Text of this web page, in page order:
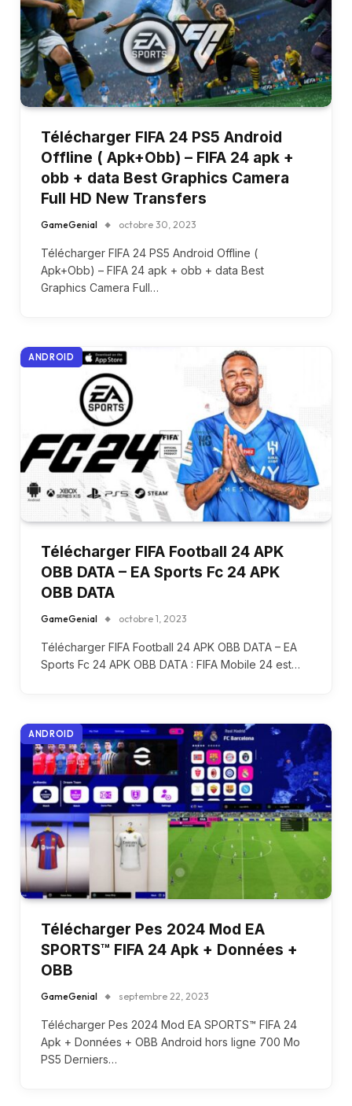
Télécharger FIFA 24 PS5 Android
Offline ( Apk+Obb) – FIFA 24 apk +
obb + data Best Graphics Camera
Full HD New Transfers
GameGenial octobre 30, 2023
Télécharger FIFA 24 PS5 Android Offline (
Apk+Obb) – FIFA 24 apk + obb + data Best
Graphics Camera Full…
ANDROID
Télécharger FIFA Football 24 APK
OBB DATA – EA Sports Fc 24 APK
OBB DATA
GameGenial octobre 1, 2023
Télécharger FIFA Football 24 APK OBB DATA – EA
Sports Fc 24 APK OBB DATA : FIFA Mobile 24 est…
ANDROID
Télécharger Pes 2024 Mod EA
SPORTS™ FIFA 24 Apk + Données +
OBB
GameGenial septembre 22, 2023
Télécharger Pes 2024 Mod EA SPORTS™ FIFA 24
Apk + Données + OBB Android hors ligne 700 Mo
PS5 Derniers…